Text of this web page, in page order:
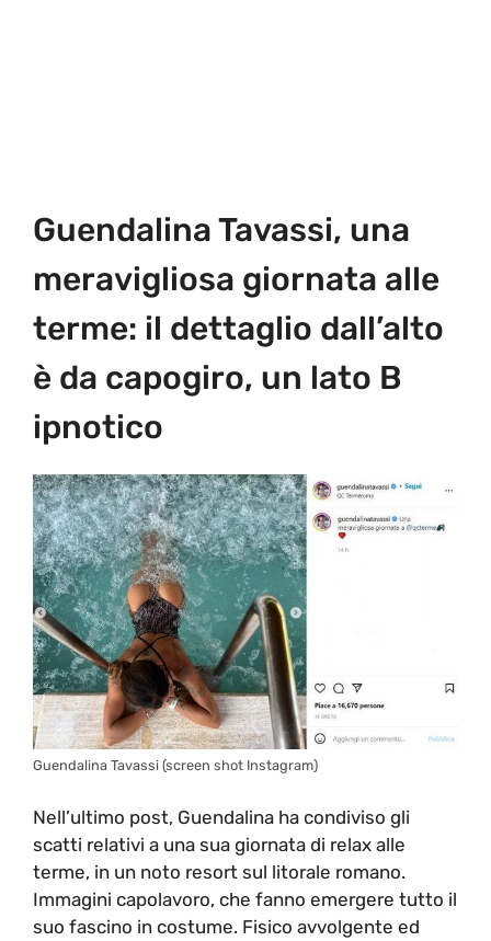
Guendalina Tavassi, una
meravigliosa giornata alle
terme: il dettaglio dall’alto
è da capogiro, un lato B
ipnotico
Guendalina Tavassi (screen shot Instagram)
Nell’ultimo post, Guendalina ha condiviso gli
scatti relativi a una sua giornata di relax alle
terme, in un noto resort sul litorale romano.
Immagini capolavoro, che fanno emergere tutto il
suo fascino in costume. Fisico avvolgente ed